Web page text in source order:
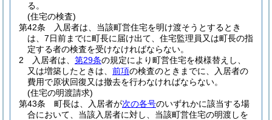
る。
(住宅の検査)
第42条
入居者は、当該町営住宅を明け渡そうとするとき
は、7日前までに町長に届け出て、住宅監理員又は町長の指
定する者の検査を受けなければならない。
2
入居者は、 第29条の規定により町営住宅を模様替えし、
又は増築したときは、 前項の検査のときまでに、入居者の
費用で原状回復又は撤去を行わなければならない。
(住宅の明渡請求)
第43条
町長は、入居者が次の各号のいずれかに該当する場
合において、当該入居者に対し、当該町営住宅の明渡しを